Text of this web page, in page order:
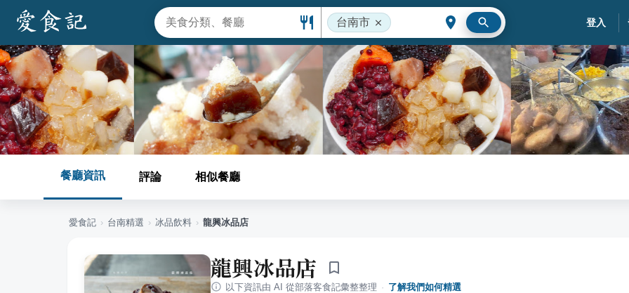
台南市 登入
餐廳資訊 評論 相似餐廳
愛食記 › 台南精選 › 冰品飲料 › 龍興冰品店
龍興冰品店
以下資訊由 AI 從部落客食記彙整整理 · 了解我們如何精選